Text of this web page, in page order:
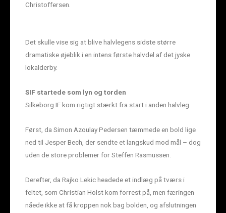
Christoffersen.
Det skulle vise sig at blive halvlegens sidste større
dramatiske øjeblik i en intens første halvdel af det jyske
lokalderby.
SIF startede som lyn og torden
Silkeborg IF kom rigtigt stærkt fra start i anden halvleg.
Først, da Simon Azoulay Pedersen tæmmede en bold lige
ned til Jesper Bech, der sendte et langskud mod mål – dog
uden de store problemer for Steffen Rasmussen.
Derefter, da Rajko Lekic headede et indlæg på tværs i
feltet, som Christian Holst kom forrest på, men færingen
nåede ikke at få kroppen nok bag bolden, og afslutningen